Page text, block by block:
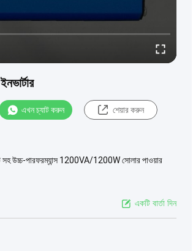
এখন চ্যাট করুন শেয়ার করুন
উচ্চ-পারফরম্যান্স 1200VA/1200W সোলার পাওয়ার
একটি বার্তা দিন